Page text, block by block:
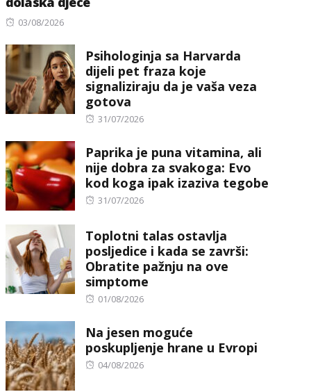
Posted
03/08/2026
Psihologinja sa Harvarda
dijeli pet fraza koje
signaliziraju da je vaša veza
gotova
Posted
31/07/2026
Paprika je puna vitamina, ali
nije dobra za svakoga: Evo
kod koga ipak izaziva tegobe
Posted
31/07/2026
Toplotni talas ostavlja
posljedice i kada se završi:
Obratite pažnju na ove
simptome
Posted
01/08/2026
Na jesen moguće
poskupljenje hrane u Evropi
Posted
04/08/2026